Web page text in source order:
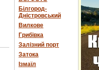
Білгород-
Дністровський
Вилкове
Грибівка
Залізний порт
Затока
Ізмаїл